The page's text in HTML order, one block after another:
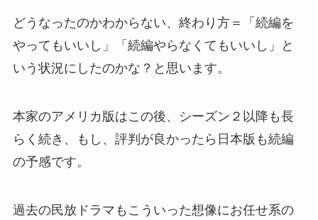
どうなったのかわからない、終わり方＝「続編を
やってもいいし」「続編やらなくてもいいし」と
いう状況にしたのかな？と思います。
本家のアメリカ版はこの後、シーズン２以降も長
らく続き、もし、評判が良かったら日本版も続編
の予感です。
過去の民放ドラマもこういった想像にお任せ系の